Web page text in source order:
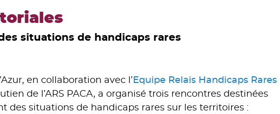
situations de handicaps rares
en collaboration avec l’ Equipe Relais Handicaps Rares
de l’ARS PACA, a organisé trois rencontres destinées
des situations de handicaps rares sur les territoires :